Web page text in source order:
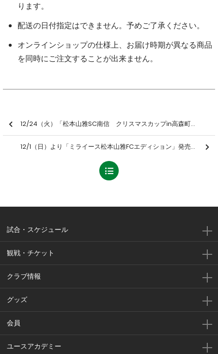
ります。
配送の日付指定はできません。予めご了承ください。
オンラインショップの仕様上、お届け時期が異なる商品
を同時にご注文することが出来ません。
12/24（火）「松本山雅SC南信 クリスマスカップin高森町」参加者募集のお知らせ
12/1（日）より「ミライース松本山雅FCエディション」発売のお知らせ
試合・スケジュール
観戦・チケット
クラブ情報
グッズ
会員
ユースアカデミー